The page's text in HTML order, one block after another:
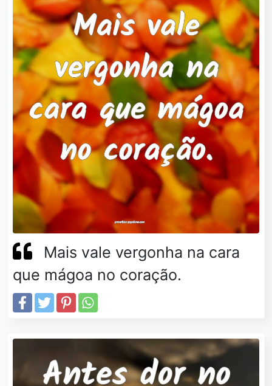
Mais vale vergonha na cara
que mágoa no coração.